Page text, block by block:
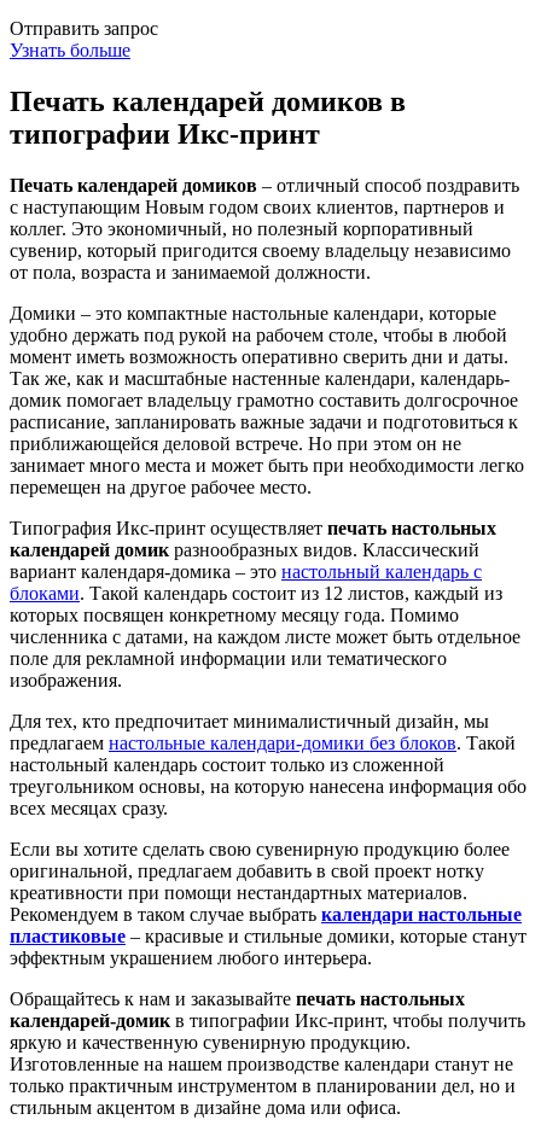
Отправить запрос
Узнать больше
Печать календарей домиков в
типографии Икс-принт
Печать календарей домиков – отличный способ поздравить
с наступающим Новым годом своих клиентов, партнеров и
коллег. Это экономичный, но полезный корпоративный
сувенир, который пригодится своему владельцу независимо
от пола, возраста и занимаемой должности.
Домики – это компактные настольные календари, которые
удобно держать под рукой на рабочем столе, чтобы в любой
момент иметь возможность оперативно сверить дни и даты.
Так же, как и масштабные настенные календари, календарь-
домик помогает владельцу грамотно составить долгосрочное
расписание, запланировать важные задачи и подготовиться к
приближающейся деловой встрече. Но при этом он не
занимает много места и может быть при необходимости легко
перемещен на другое рабочее место.
Типография Икс-принт осуществляет печать настольных
календарей домик разнообразных видов. Классический
вариант календаря-домика – это настольный календарь с
блоками. Такой календарь состоит из 12 листов, каждый из
которых посвящен конкретному месяцу года. Помимо
численника с датами, на каждом листе может быть отдельное
поле для рекламной информации или тематического
изображения.
Для тех, кто предпочитает минималистичный дизайн, мы
предлагаем настольные календари-домики без блоков. Такой
настольный календарь состоит только из сложенной
треугольником основы, на которую нанесена информация обо
всех месяцах сразу.
Если вы хотите сделать свою сувенирную продукцию более
оригинальной, предлагаем добавить в свой проект нотку
креативности при помощи нестандартных материалов.
Рекомендуем в таком случае выбрать календари настольные
пластиковые – красивые и стильные домики, которые станут
эффектным украшением любого интерьера.
Обращайтесь к нам и заказывайте печать настольных
календарей-домик в типографии Икс-принт, чтобы получить
яркую и качественную сувенирную продукцию.
Изготовленные на нашем производстве календари станут не
только практичным инструментом в планировании дел, но и
стильным акцентом в дизайне дома или офиса.